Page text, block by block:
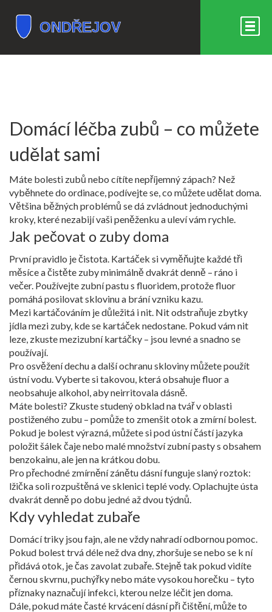
Domácí léčba zubů – co můžete
udělat sami
Máte bolesti zubů nebo cítíte nepříjemný zápach? Než
vyběhnete do ordinace, podívejte se, co můžete udělat doma.
Většina běžných problémů se dá zvládnout jednoduchými
kroky, které nezabijí vaši peněženku a uleví vám rychle.
Jak pečovat o zuby doma
První pravidlo je čistota. Kartáček si vyměňujte každé tři
měsíce a čistěte zuby minimálně dvakrát denně – ráno i
večer. Používejte zubní pastu s fluoridem, protože fluor
pomáhá posilovat sklovinu a brání vzniku kazu.
Mezi kartáčováním je důležitá i nit. Nit odstraňuje zbytky
jídla mezi zuby, kde se kartáček nedostane. Pokud vám nit
leze, zkuste mezizubní kartáčky – jsou levné a snadno se
používají.
Pro osvěžení dechu a další ochranu skloviny můžete použít
ústní vodu. Vyberte si takovou, která obsahuje fluor a
neobsahuje alkohol, aby neirritovala dásně.
Máte bolesti? Zkuste studený obklad na tvář v oblasti
postiženého zubu – pomůže to zmenšit otok a zmírní bolest.
Pokud je bolest výrazná, můžete si pod ústní částí jazyka
položit šálek čaje nebo malé množství zubní pasty s obsahem
benzokainu, ale jen na krátkou dobu.
Pro přechodné zmírnění zánětu dásní funguje slaný roztok:
lžička soli rozpuštěná ve sklenici teplé vody. Oplachujte ústa
dvakrát denně po dobu jedné až dvou týdnů.
Kdy vyhledat zubaře
Domácí triky jsou fajn, ale ne vždy nahradí odbornou pomoc.
Pokud bolest trvá déle než dva dny, zhoršuje se nebo se k ní
přidává otok, je čas zavolat zubaře. Stejně tak pokud vidíte
černou skvrnu, puchýřky nebo máte vysokou horečku – tyto
příznaky naznačují infekci, kterou nelze léčit jen doma.
Dále, pokud máte časté krvácení dásní při čištění, může to